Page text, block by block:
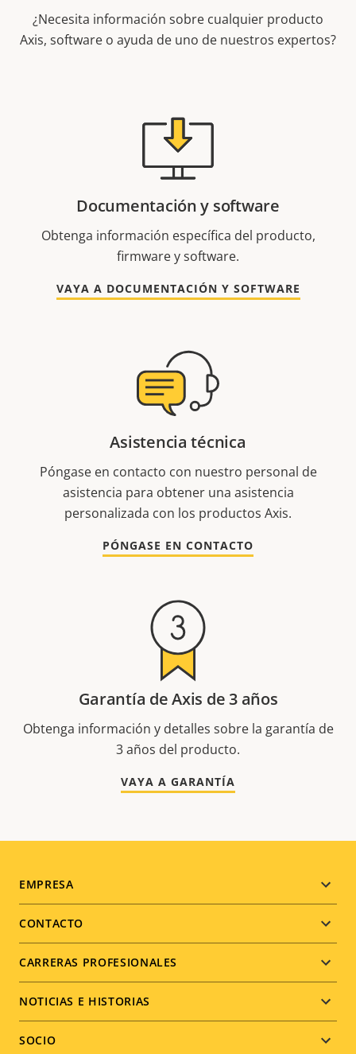
¿Necesita información sobre cualquier producto
Axis, software o ayuda de uno de nuestros expertos?
Documentación y software
Obtenga información específica del producto,
firmware y software.
VAYA A DOCUMENTACIÓN Y SOFTWARE
Asistencia técnica
Póngase en contacto con nuestro personal de
asistencia para obtener una asistencia
personalizada con los productos Axis.
PÓNGASE EN CONTACTO
Garantía de Axis de 3 años
Obtenga información y detalles sobre la garantía de
3 años del producto.
VAYA A GARANTÍA
Footer
menu
EMPRESA
CONTACTO
CARRERAS PROFESIONALES
NOTICIAS E HISTORIAS
SOCIO